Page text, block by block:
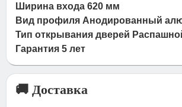
Ширина входа 620 мм
Вид профиля Анодированный
Тип открывания дверей
Гарантия 5 лет
🚚 Доставка